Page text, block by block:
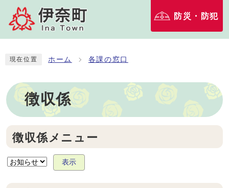
防災・防犯
現在位置 ホーム 各課の窓口
徴収係
徴収係メニュー
表示